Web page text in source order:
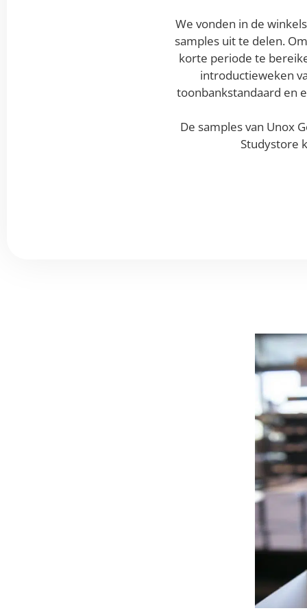
We vonden in de
samples uit te delen.
korte periode te
introductieweken
toonbankstandaard en
De samples van Unox
Studystore